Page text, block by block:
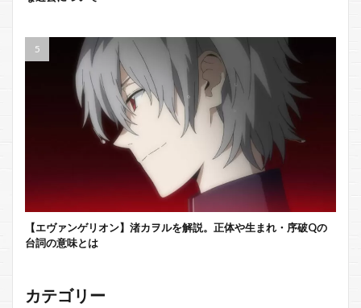
【エヴァンゲリオン】渚カヲルを解説。正体や生まれ・序破Qの
台詞の意味とは
カテゴリー